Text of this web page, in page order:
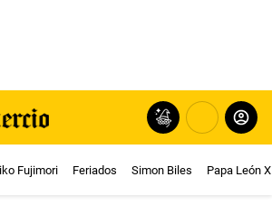
Fujimori Feriados Simon Biles Papa León